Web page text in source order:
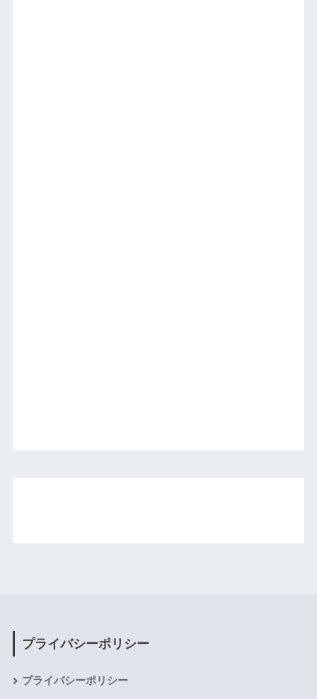
プライバシーポリシー
プライバシーポリシー